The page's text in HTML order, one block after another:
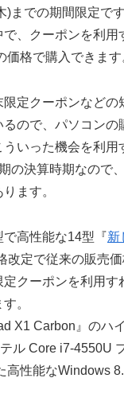
)までの期間限定です
で、クーポンを利用
価格で購入できます
限定クーポンなどの
るので、パソコンの
いった機会を利用
の決算時期なので
ます。
高性能な14型『新
改定で従来の販売
クーポンを利用す
。
X1 Carbon』のハ
ル Core i7-4550U
高性能なWindows